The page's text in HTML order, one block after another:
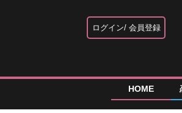
ログイン 会員登録
HOME